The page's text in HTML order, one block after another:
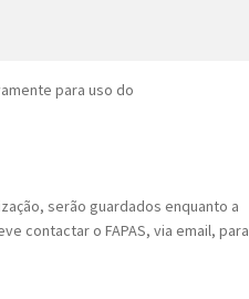
para uso do
serão guardados enquanto a
contactar o FAPAS, via email, para